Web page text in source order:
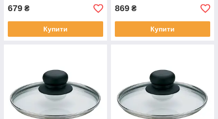
679 ₴
Купити
869 ₴
Купити